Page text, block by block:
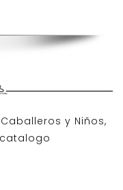
y Niños,